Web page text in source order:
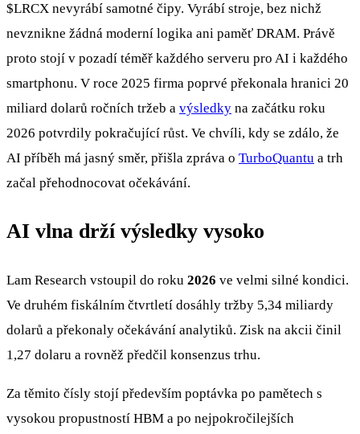
$LRCX nevyrábí samotné čipy. Vyrábí stroje, bez nichž
nevznikne žádná moderní logika ani paměť DRAM. Právě
proto stojí v pozadí téměř každého serveru pro AI i každého
smartphonu. V roce 2025 firma poprvé překonala hranici 20
miliard dolarů ročních tržeb a výsledky na začátku roku
2026 potvrdily pokračující růst. Ve chvíli, kdy se zdálo, že
AI příběh má jasný směr, přišla zpráva o TurboQuantu a trh
začal přehodnocovat očekávání.
AI vlna drží výsledky vysoko
Lam Research vstoupil do roku 2026 ve velmi silné kondici.
Ve druhém fiskálním čtvrtletí dosáhly tržby 5,34 miliardy
dolarů a překonaly očekávání analytiků. Zisk na akcii činil
1,27 dolaru a rovněž předčil konsenzus trhu.
Za těmito čísly stojí především poptávka po pamětech s
vysokou propustností HBM a po nejpokročilejších